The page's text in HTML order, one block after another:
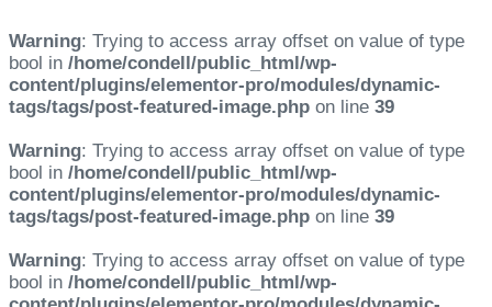
Warning: Trying to access array offset on value of type
bool in /home/condell/public_html/wp-
content/plugins/elementor-pro/modules/dynamic-
tags/tags/post-featured-image.php on line 39
Warning: Trying to access array offset on value of type
bool in /home/condell/public_html/wp-
content/plugins/elementor-pro/modules/dynamic-
tags/tags/post-featured-image.php on line 39
Warning: Trying to access array offset on value of type
bool in /home/condell/public_html/wp-